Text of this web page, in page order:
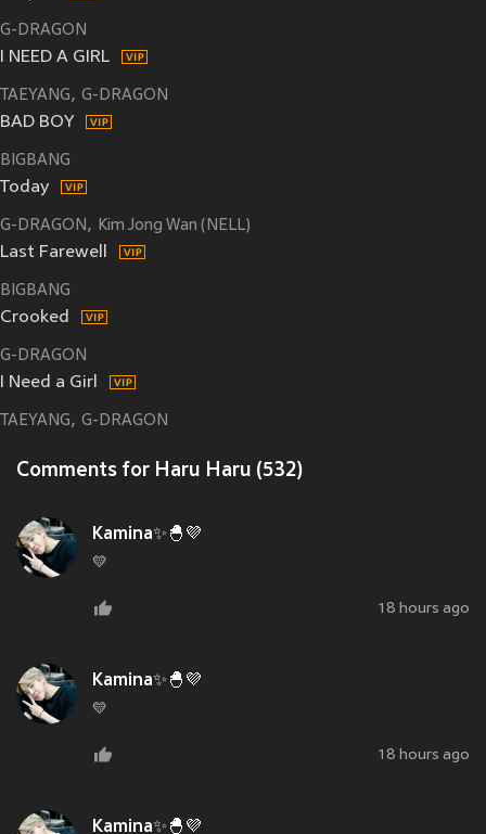
G-DRAGON
I NEED A GIRL
TAEYANG G-DRAGON
BAD BOY
BIGBANG
Today
G-DRAGON Kim Jong Wan (NELL)
Last Farewell
BIGBANG
Crooked
G-DRAGON
I Need a Girl
TAEYANG G-DRAGON
Comments for Haru Haru (532)
Kamina✨🐣💜
💛
18 hours ago
Kamina✨🐣💜
💛
18 hours ago
Kamina✨🐣💜